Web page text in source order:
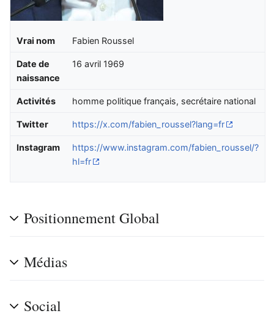
Vrai nom Fabien Roussel
Date de
naissance
16 avril 1969
Activités homme politique français, secrétaire national
Twitter https://x.com/fabien_roussel?lang=fr
Instagram
https://www.instagram.com/fabien_roussel/?
hl=fr
Positionnement Global
Médias
Social